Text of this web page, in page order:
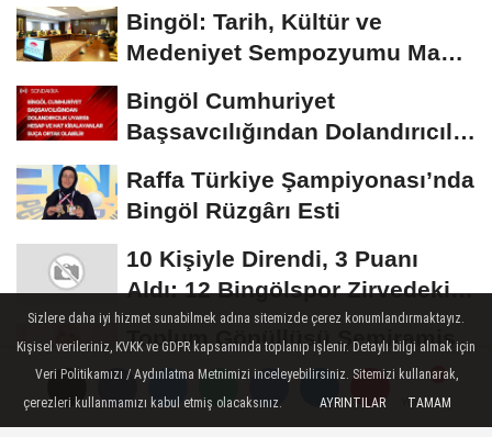
Yorumlar
Yorumlar
Yorumlar
Bingöl: Tarih, Kültür ve
Medeniyet Sempozyumu Mayıs
Bingöl Cumhuriyet
Başsavcılığından Dolandırıcılık
Raffa Türkiye Şampiyonası’nda
Bingöl Rüzgârı Esti
10 Kişiyle Direndi, 3 Puanı
Aldı: 12 Bingölspor Zirvedeki
Yerini Korudu...
Toplum Gönüllüsü Semiramis
Bektaş Karaarslan'dan Bingöl
İçin Deprem...
Sizlere daha iyi hizmet sunabilmek adına sitemizde çerez konumlandırmaktayız.
Kişisel verileriniz, KVKK ve GDPR kapsamında toplanıp işlenir. Detaylı bilgi almak için
Veri Politikamızı / Aydınlatma Metnimizi inceleyebilirsiniz. Sitemizi kullanarak,
çerezleri kullanmamızı kabul etmiş olacaksınız.
AYRINTILAR TAMAM